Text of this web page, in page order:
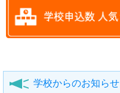
学校からのお知らせ